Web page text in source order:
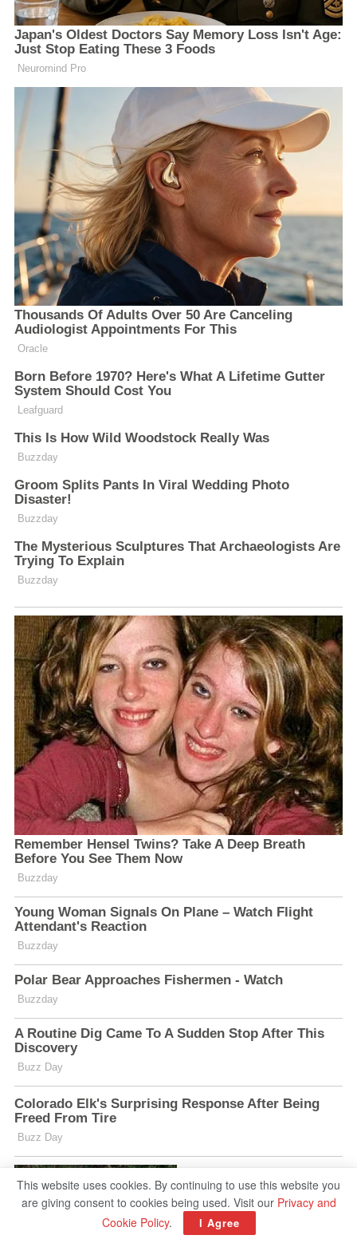
This website uses cookies. By continuing to use this website you
are giving consent to cookies being used. Visit our Privacy and
Cookie Policy. I Agree